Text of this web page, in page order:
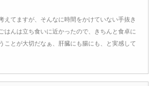
えてますが、そんなに時間をかけていない手抜き
はんは立ち食いに近かったので、きちんと食卓に
ことが大切だなぁ、肝臓にも腸にも、と実感して